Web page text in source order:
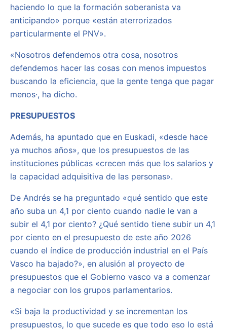
haciendo lo que la formación soberanista va
anticipando» porque «están aterrorizados
particularmente el PNV».
«Nosotros defendemos otra cosa, nosotros
defendemos hacer las cosas con menos impuestos
buscando la eficiencia, que la gente tenga que pagar
menos·, ha dicho.
PRESUPUESTOS
Además, ha apuntado que en Euskadi, «desde hace
ya muchos años», que los presupuestos de las
instituciones públicas «crecen más que los salarios y
la capacidad adquisitiva de las personas».
De Andrés se ha preguntado «qué sentido que este
año suba un 4,1 por ciento cuando nadie le van a
subir el 4,1 por ciento? ¿Qué sentido tiene subir un 4,1
por ciento en el presupuesto de este año 2026
cuando el índice de producción industrial en el País
Vasco ha bajado?», en alusión al proyecto de
presupuestos que el Gobierno vasco va a comenzar
a negociar con los grupos parlamentarios.
«Si baja la productividad y se incrementan los
presupuestos, lo que sucede es que todo eso lo está